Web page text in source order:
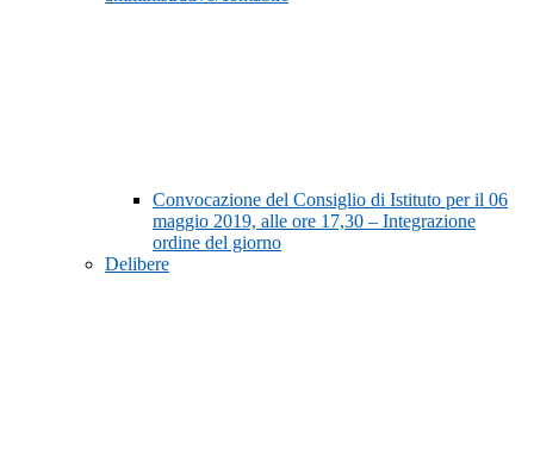
Convocazione del Consiglio di Istituto per il 06
maggio 2019, alle ore 17,30 – Integrazione
ordine del giorno
Delibere